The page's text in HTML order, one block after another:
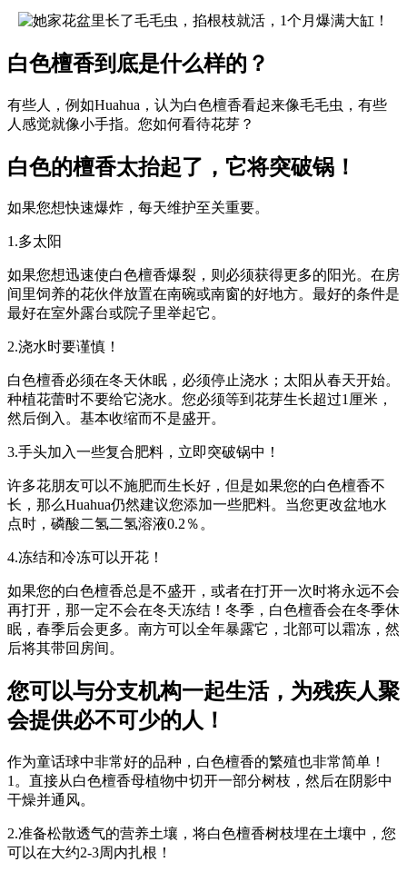
白色檀香到底是什么样的？
有些人，例如Huahua，认为白色檀香看起来像毛毛虫，有些
人感觉就像小手指。您如何看待花芽？
白色的檀香太抬起了，它将突破锅！
如果您想快速爆炸，每天维护至关重要。
1.多太阳
如果您想迅速使白色檀香爆裂，则必须获得更多的阳光。在房
间里饲养的花伙伴放置在南碗或南窗的好地方。最好的条件是
最好在室外露台或院子里举起它。
2.浇水时要谨慎！
白色檀香必须在冬天休眠，必须停止浇水；太阳从春天开始。
种植花蕾时不要给它浇水。您必须等到花芽生长超过1厘米，
然后倒入。基本收缩而不是盛开。
3.手头加入一些复合肥料，立即突破锅中！
许多花朋友可以不施肥而生长好，但是如果您的白色檀香不
长，那么Huahua仍然建议您添加一些肥料。当您更改盆地水
点时，磷酸二氢二氢溶液0.2％。
4.冻结和冷冻可以开花！
如果您的白色檀香总是不盛开，或者在打开一次时将永远不会
再打开，那一定不会在冬天冻结！冬季，白色檀香会在冬季休
眠，春季后会更多。南方可以全年暴露它，北部可以霜冻，然
后将其带回房间。
您可以与分支机构一起生活，为残疾人聚
会提供必不可少的人！
作为童话球中非常好的品种，白色檀香的繁殖也非常简单！
1。直接从白色檀香母植物中切开一部分树枝，然后在阴影中
干燥并通风。
2.准备松散透气的营养土壤，将白色檀香树枝埋在土壤中，您
可以在大约2-3周内扎根！